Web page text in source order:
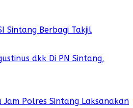
Sintang Berbagi Takjil
dkk Di PN Sintang,
Jam Polres Sintang Laksanakan